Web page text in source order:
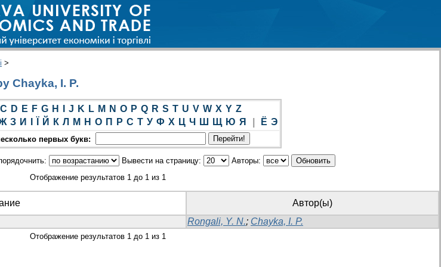
>
Chayka, І. P.
C D E F G H J K L M N O P Q R S T U V W X Y Z
З И Й К Л М Н О П Р С Т У Ф Х Ц Ч Ш Щ Ю Я Ё Э
первых букв:
Вывести на страницу:
Авторы:
Отображение результатов 1 до 1 из 1
Автор(ы)
Rongali, Y. N.; Chayka, І. P.
Отображение результатов 1 до 1 из 1